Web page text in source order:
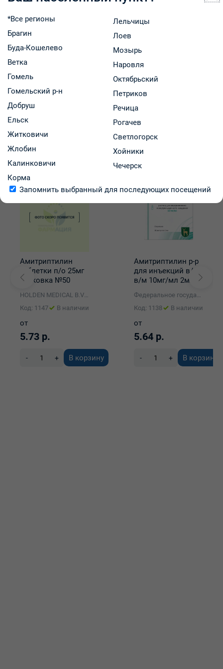
Описание товара
Неселективные ингибиторы обратного захвата
моноаминов. Относится к группе антидепрессантов,
обладает седативным действием, улучшает настроение,
способствует устранению ночного недержания мочи.
Амитриптилин применяется в следующих случаях:
• тяжелая депрессия, особенно с характерными
признаками тревоги, возбуждения и расстройств сна;
• ночной энурез у детей (непроизвольное
мочеиспускание во время сна) при условии отсутствия
органической патологии.
Вас может заинтересовать
Амитриптилин
таблетки п/о 25мг
упаковка №50
HOLDEN MEDICAL B.V Нидерланды/HOLDEN MEDICAL LABORATORIES Индия расфас.Фармлэнд
Код: 1147
В наличии
от
5.73 р.
- + В корзину
Амитриптилин р-р
для инъекций в/в,
в/м 10мг/мл 2мл
Федеральное государственное унитарное предприятие "Московский эндокринный завод" (ФГУП "Эндофарм")
Код: 1138
В наличии
от
5.64 р.
- + В корзину
*Все регионы
Брагин
Буда-Кошелево
Ветка
Гомель
Гомельский р-н
Добруш
Ельск
Житковичи
Жлобин
Калинковичи
Корма
Лельчицы
Лоев
Мозырь
Наровля
Октябрьский
Петриков
Речица
Рогачев
Светлогорск
Хойники
Чечерск
Запомнить выбранный для последующих посещений